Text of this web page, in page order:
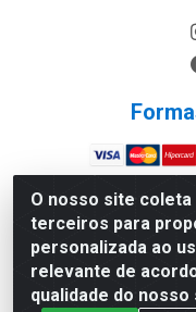
O nosso site
terceiros para
personalizada ao
relevante de
qualidade do nosso